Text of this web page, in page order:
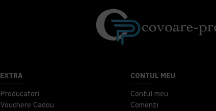
EXTRA
Producatori
Vouchere Cadou
CONTUL MEU
Contul meu
Comenzi